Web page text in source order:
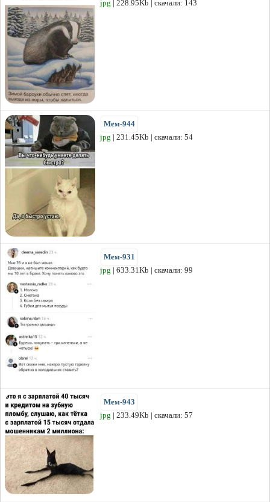
jpg | 228.95Kb | скачали: 143
Мем-944
jpg | 231.45Kb | скачали: 54
Мем-931
jpg | 633.31Kb | скачали: 99
Мем-943
jpg | 233.49Kb | скачали: 57